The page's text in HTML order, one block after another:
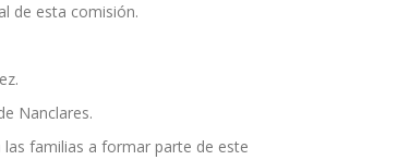
de esta comisión.
Nanclares.
familias a formar parte de este